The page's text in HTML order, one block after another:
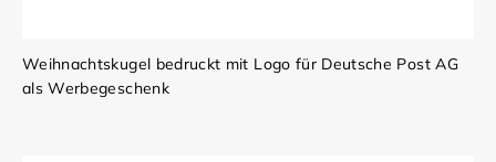
Weihnachtskugel bedruckt mit Logo für Deutsche Post AG
als Werbegeschenk